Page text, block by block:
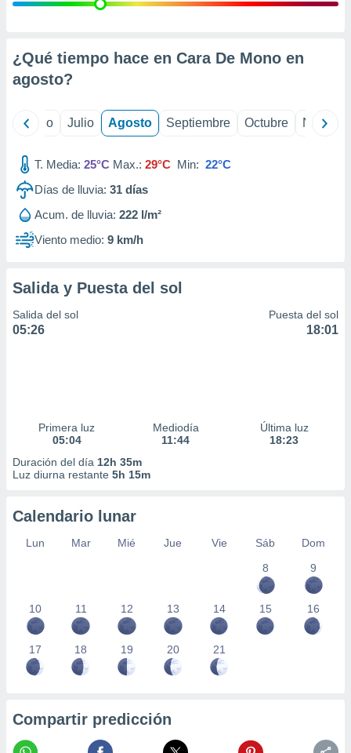
e
mediante
de
1199
¿Qué tiempo hace en Cara De Mono en
agosto?
Junio Julio Agosto Septiembre Octubre
T. Media: 25°C Max.: 29°C Min: 22°C
Días de lluvia: 31 días
Acum. de lluvia: 222 l/m²
Viento medio: 9 km/h
Salida y Puesta del sol
Salida del sol
05:26
Puesta del sol
18:01
Primera luz
05:04
Mediodía
11:44
Última luz
18:23
Duración del día 12h 35m
Luz diurna restante 5h 15m
Calendario lunar
Lun Mar Mié Jue Vie Sáb
Dom
8
9
10 11 12 13 14 15 16
17 18 19 20 21
Compartir predicción